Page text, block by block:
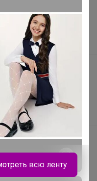
всю ленту